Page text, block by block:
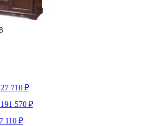
710 ₽
191 570 ₽
110 ₽